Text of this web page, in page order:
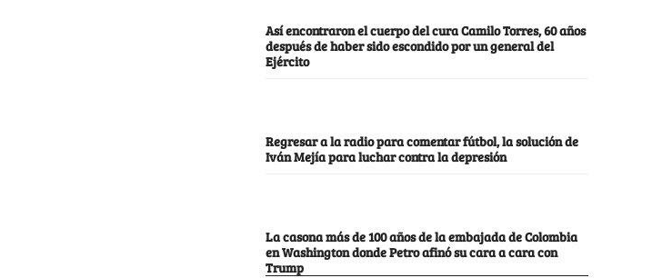
Así encontraron el cuerpo del cura Camilo Torres, 60 años
después de haber sido escondido por un general del
Ejército
Regresar a la radio para comentar fútbol, la solución de
Iván Mejía para luchar contra la depresión
La casona más de 100 años de la embajada de Colombia
en Washington donde Petro afinó su cara a cara con
Trump